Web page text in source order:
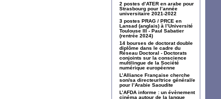
2 postes d’ATER en arabe pour
Strasbourg pour l’année
universitaire 2021-2022
3 postes PRAG / PRCE en
Lansad (anglais) à l’Université
Toulouse III - Paul Sabatier
(rentrée 2024)
14 bourses de doctorat double
diplôme dans le cadre du
Réseau Doctoral - Doctorats
conjoints sur la conscience
multilingue de la Société
numérique européenne
L’Alliance Française cherche
son/sa directeur/trice général/e
pour l’Arabie Saoudite
L’AFDA informe : un évènement
cinéma autour de la langue